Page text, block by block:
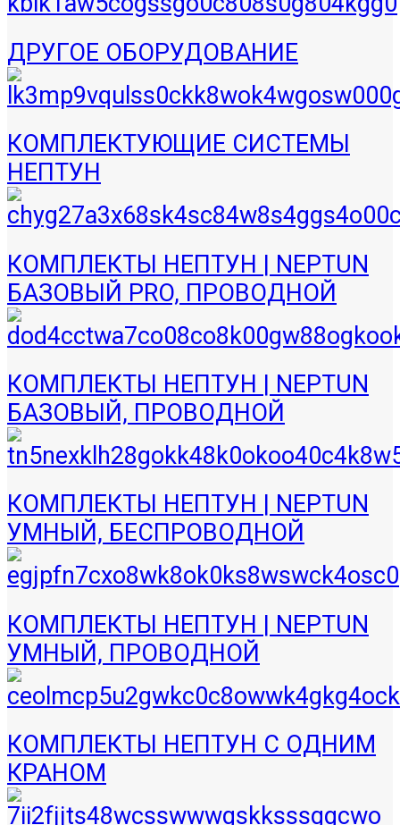
ДРУГОЕ ОБОРУДОВАНИЕ
КОМПЛЕКТУЮЩИЕ СИСТЕМЫ
НЕПТУН
КОМПЛЕКТЫ НЕПТУН | NEPTUN
БАЗОВЫЙ PRO, ПРОВОДНОЙ
КОМПЛЕКТЫ НЕПТУН | NEPTUN
БАЗОВЫЙ, ПРОВОДНОЙ
КОМПЛЕКТЫ НЕПТУН | NEPTUN
УМНЫЙ, БЕСПРОВОДНОЙ
КОМПЛЕКТЫ НЕПТУН | NEPTUN
УМНЫЙ, ПРОВОДНОЙ
КОМПЛЕКТЫ НЕПТУН С ОДНИМ
КРАНОМ